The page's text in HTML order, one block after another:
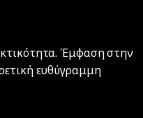
Έμφαση στην
ευθύγραμμη